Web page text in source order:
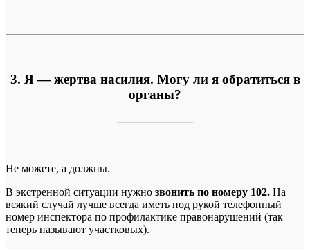
3. Я — жертва насилия. Могу ли я обратиться в
органы?
──────────
Не можете, а должны.
В экстренной ситуации нужно звонить по номеру 102. На
всякий случай лучше всегда иметь под рукой телефонный
номер инспектора по профилактике правонарушений (так
теперь называют участковых).